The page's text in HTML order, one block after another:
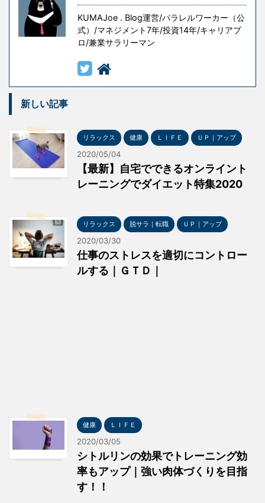
KUMAJoe . Blog運営/パラレルワーカー（公
式）/マネジメント7年/投資14年/キャリアプ
ロ/兼業サラリーマン
新しい記事
リラックス 健康 ＬＩＦＥ ＵＰ｜アップ
2020/05/04
【最新】自宅でできるオンライント
レーニングでダイエット特集2020
リラックス 脱サラ｜転職 ＵＰ｜アップ
2020/03/30
仕事のストレスを適切にコントロー
ルする｜ＧＴＤ｜
健康 ＬＩＦＥ
2020/03/05
シトルリンの効果でトレーニング効
率もアップ｜強い肉体づくりを目指
す！！